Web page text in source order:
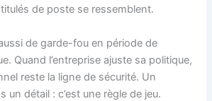
de poste se ressemblent.
de garde-fou en période de
Quand l’entreprise ajuste sa politique,
reste la ligne de sécurité. Un
un détail : c’est une règle de jeu.